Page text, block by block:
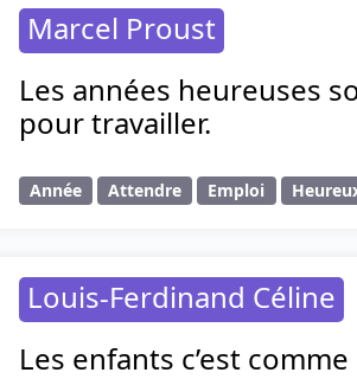
Marcel Proust
Les années heureuses
pour travailler.
Année Attendre Emploi
Louis-Ferdinand Céline
Les enfants c’est